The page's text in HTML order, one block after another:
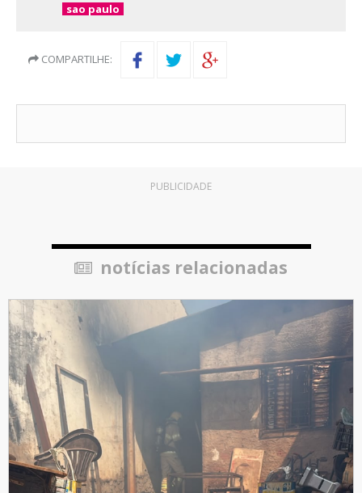
sao paulo
COMPARTILHE:
PUBLICIDADE
notícias relacionadas